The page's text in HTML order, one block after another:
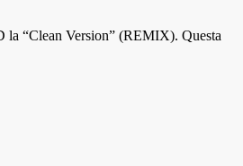
“Clean Version” (REMIX). Questa